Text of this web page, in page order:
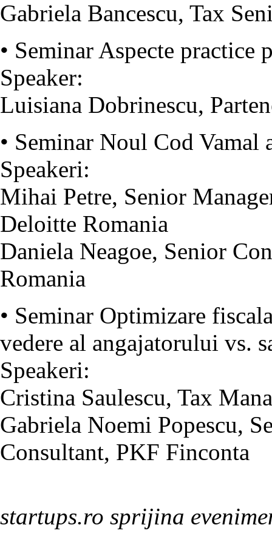
Gabriela Bancescu, Tax
• Seminar Aspecte
Speaker:
Luisiana Dobrinescu,
• Seminar Noul Cod Vamal
Speakeri:
Mihai Petre, Senior
Deloitte Romania
Daniela Neagoe, Senior
Romania
• Seminar Optimizare
vedere al angajatorului
Speakeri:
Cristina Saulescu, Tax
Gabriela Noemi Popescu,
Consultant, PKF Finconta
startups.ro sprijina